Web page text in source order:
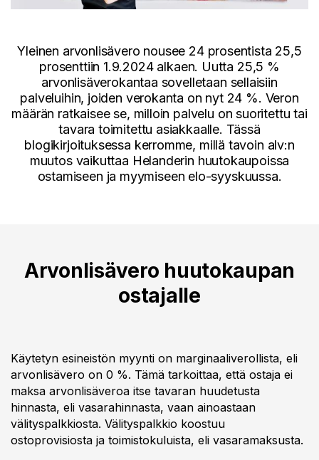
Yleinen arvonlisävero nousee 24 prosentista 25,5
prosenttiin 1.9.2024 alkaen. Uutta 25,5 %
arvonlisäverokantaa sovelletaan sellaisiin
palveluihin, joiden verokanta on nyt 24 %. Veron
määrän ratkaisee se, milloin palvelu on suoritettu tai
tavara toimitettu asiakkaalle. Tässä
blogikirjoituksessa kerromme, millä tavoin alv:n
muutos vaikuttaa Helanderin huutokaupoissa
ostamiseen ja myymiseen elo-syyskuussa.
Arvonlisävero huutokaupan
ostajalle
Käytetyn esineistön myynti on marginaaliverollista, eli
arvonlisävero on 0 %. Tämä tarkoittaa, että ostaja ei
maksa arvonlisäveroa itse tavaran huudetusta
hinnasta, eli vasarahinnasta, vaan ainoastaan
välityspalkkiosta. Välityspalkkio koostuu
ostoprovisiosta ja toimistokuluista, eli vasaramaksusta.